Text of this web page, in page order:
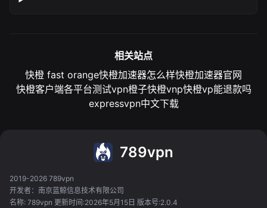
相关站点
快橙 fast orange快橙加速器怎么样快橙加速器官网
快橙客户端各平台测试vpn橙子快橙vnp快橙vp能退款吗
expressvpn中文下载
789vpn
2019-2026 789vpn
开发者：南京蓝鲸信息技术有限公司
名称: 789vpn 更新时间:2026年5月15日 版本号:2.0.4